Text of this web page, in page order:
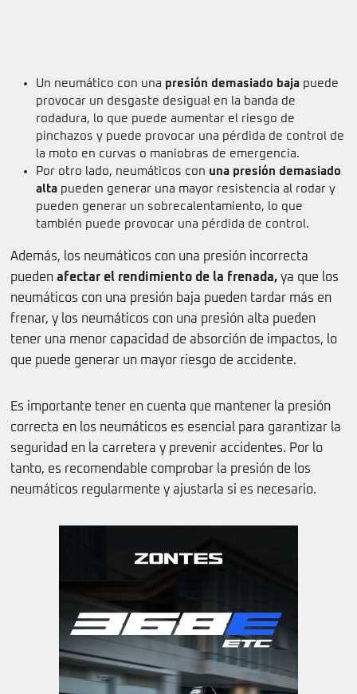
Un neumático con una presión demasiado baja puede
provocar un desgaste desigual en la banda de
rodadura, lo que puede aumentar el riesgo de
pinchazos y puede provocar una pérdida de control de
la moto en curvas o maniobras de emergencia.
Por otro lado, neumáticos con una presión demasiado
alta pueden generar una mayor resistencia al rodar y
pueden generar un sobrecalentamiento, lo que
también puede provocar una pérdida de control.
Además, los neumáticos con una presión incorrecta
pueden afectar el rendimiento de la frenada, ya que los
neumáticos con una presión baja pueden tardar más en
frenar, y los neumáticos con una presión alta pueden
tener una menor capacidad de absorción de impactos, lo
que puede generar un mayor riesgo de accidente.
Es importante tener en cuenta que mantener la presión
correcta en los neumáticos es esencial para garantizar la
seguridad en la carretera y prevenir accidentes. Por lo
tanto, es recomendable comprobar la presión de los
neumáticos regularmente y ajustarla si es necesario.